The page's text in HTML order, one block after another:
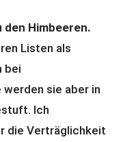
Himbeeren.
Listen als
bei
sie aber in
Ich
die Verträglichkeit